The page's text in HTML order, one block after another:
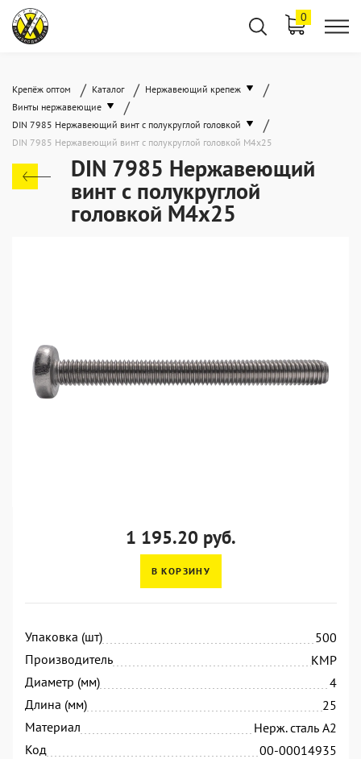
0
Крепёж оптом / Каталог / Нержавеющий крепеж /
Винты нержавеющие /
DIN 7985 Нержавеющий винт с полукруглой головкой /
DIN 7985 Нержавеющий винт с полукруглой головкой М4х25
DIN 7985 Нержавеющий
винт с полукруглой
головкой М4х25
1 195.20 руб.
В КОРЗИНУ
Упаковка (шт)
500
Производитель
KMP
Диаметр (мм)
4
Длина (мм)
25
Материал
Нерж. сталь А2
Код
00-00014935